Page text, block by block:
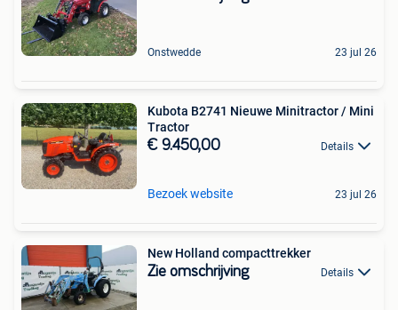
Onstwedde 23 jul 26
Kubota B2741 Nieuwe Minitractor / Mini
Tractor
€ 9.450,00 Details
Bezoek website 23 jul 26
New Holland compacttrekker
Zie omschrijving Details